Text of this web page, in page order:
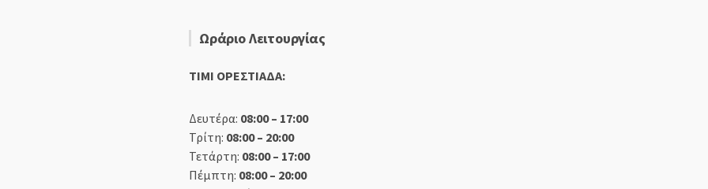
Ωράριο Λειτουργίας
TIMI ΟΡΕΣΤΙΑΔΑ:
Δευτέρα: 08:00 – 17:00
Τρίτη: 08:00 – 20:00
Τετάρτη: 08:00 – 17:00
Πέμπτη: 08:00 – 20:00